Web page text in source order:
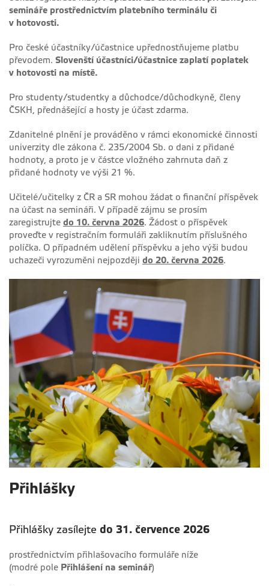
semináře prostřednictvím platebního terminálu či
v hotovosti.
Pro české účastníky/účastnice upřednostňujeme platbu
převodem. Slovenští účastníci/účastnice zaplatí poplatek
v hotovosti na místě.
Pro studenty/studentky a důchodce/důchodkyně, členy
ČSKH, přednášející a hosty je účast zdarma.
Zdanitelné plnění je prováděno v rámci ekonomické činnosti
univerzity dle zákona č. 235/2004 Sb. o dani z přidané
hodnoty, a proto je v částce vložného zahrnuta daň z
přidané hodnoty ve výši 21 %.
Učitelé/učitelky z ČR a SR mohou žádat o finanční příspěvek
na účast na semináři. V případě zájmu se prosím
zaregistrujte do 10. června 2026. Žádost o příspěvek
proveďte v registračním formuláři zakliknutím příslušného
políčka. O případném udělení příspěvku a jeho výši budou
uchazeči vyrozuměni nejpozději do 20. června 2026.
Přihlášky
Přihlášky zasílejte do 31. července 2026
prostřednictvím přihlašovacího formuláře níže
(modré pole Přihlášení na seminář)